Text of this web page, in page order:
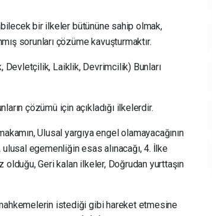
bir ilkeler bütününe sahip olmak,
sorunları çözüme kavuşturmaktır.
Devletçilik, Laiklik, Devrimcilik) Bunları
çözümü için açıkladığı ilkelerdir.
Ulusal yargıya engel olamayacağının
egemenliğin esas alınacağı, 4. İlke
olduğu, Geri kalan ilkeler, Doğrudan yurttaşın
istediği gibi hareket etmesine